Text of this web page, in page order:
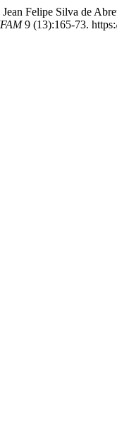
e Jean Felipe Silva
9 (13):165-73.